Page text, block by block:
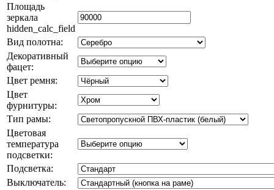
Площадь
зеркала
hidden_calc_field
Вид полотна:
Декоративный
фацет:
Цвет ремня:
Цвет
фурнитуры:
Тип рамы:
Цветовая
температура
подсветки:
Подсветка:
Выключатель: